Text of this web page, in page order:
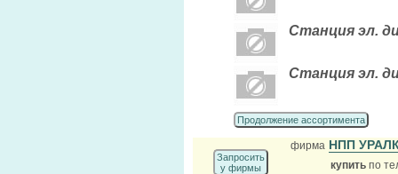
Станция эл.
Станция эл.
Продолжение ассортимента
Запросить
у фирмы
фирма НПП
купить по